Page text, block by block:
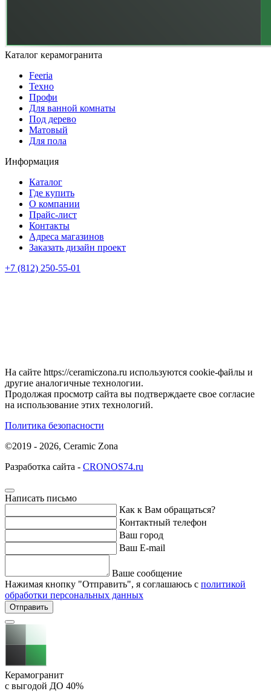
Каталог керамогранита
Feeria
Техно
Профи
Для ванной комнаты
Под дерево
Матовый
Для пола
Информация
Каталог
Где купить
О компании
Прайс-лист
Контакты
Адреса магазинов
Заказать дизайн проект
+7 (812) 250-55-01
На сайте https://ceramiczona.ru используются coоkie-файлы и
другие аналогичные технологии.
Продолжая просмотр сайта вы подтверждаете свое согласие
на использование этих технологий.
Политика безопасности
©2019 - 2026, Ceramic Zona
Разработка сайта - CRONOS74.ru
Написать письмо
Как к Вам обращаться?
Контактный телефон
Ваш город
Ваш E-mail
Ваше сообщение
Нажимая кнопку "Отправить", я соглашаюсь с политикой
обработки персональных данных
Отправить
Керамогранит
с выгодой ДО 40%